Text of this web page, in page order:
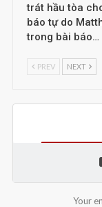
trát hầu tòa
báo tự do
trong bài báo…
PREV NEXT
Your